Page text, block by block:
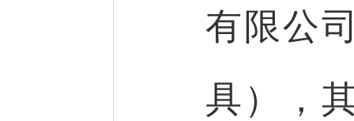
有限公
具），